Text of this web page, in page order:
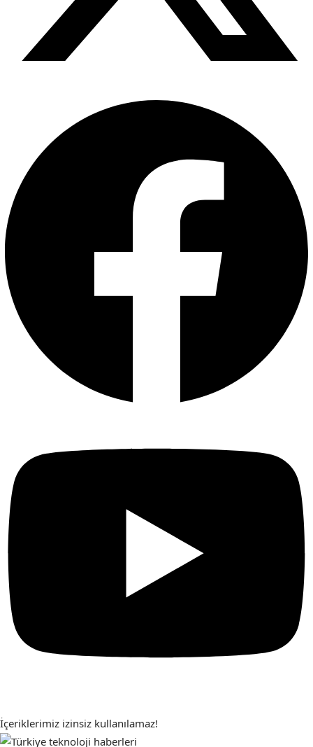
İçeriklerimiz izinsiz kullanılamaz!